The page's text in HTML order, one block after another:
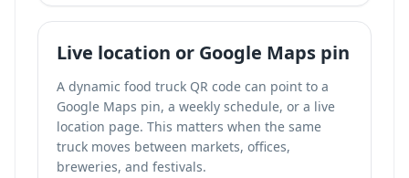
Live location or Google Maps pin
A dynamic food truck QR code can point to a
Google Maps pin, a weekly schedule, or a live
location page. This matters when the same
truck moves between markets, offices,
breweries, and festivals.